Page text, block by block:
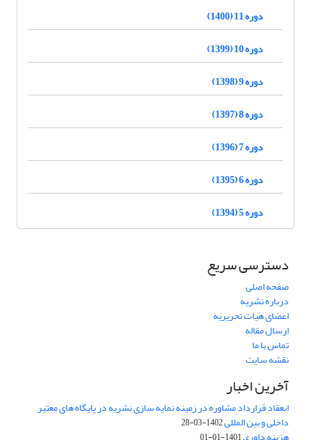
دوره 11 (1400)
دوره 10 (1399)
دوره 9 (1398)
دوره 8 (1397)
دوره 7 (1396)
دوره 6 (1395)
دوره 5 (1394)
دسترسی سریع
صفحه اصلی
درباره نشریه
اعضای هیات تحریریه
ارسال مقاله
تماس با ما
نقشه سایت
آخرین اخبار
انعقاد قرارداد مشاوره در زمینه نمایه سازی نشریه در پایگاه های معتبر
داخلی و بین المللی1402-03-28